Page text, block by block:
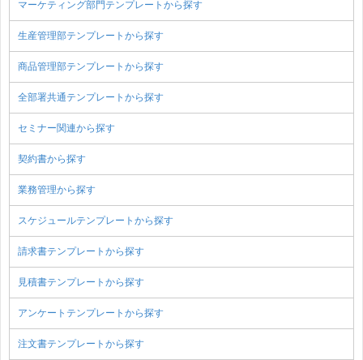
マーケティング部門テンプレートから探す
生産管理部テンプレートから探す
商品管理部テンプレートから探す
全部署共通テンプレートから探す
セミナー関連から探す
契約書から探す
業務管理から探す
スケジュールテンプレートから探す
請求書テンプレートから探す
見積書テンプレートから探す
アンケートテンプレートから探す
注文書テンプレートから探す